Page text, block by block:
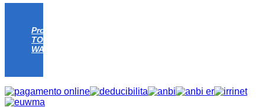
Progetto
TOMATO
WATER